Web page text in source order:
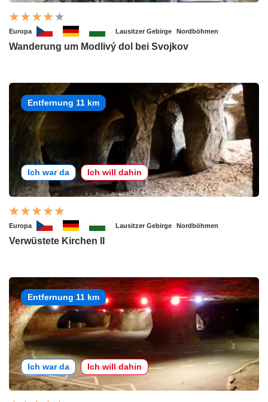
Europa Lausitzer Gebirge Nordböhmen
Wanderung um Modlivý dol bei Svojkov
Entfernung 11 km
Ich war da Ich will dahin
Europa Lausitzer Gebirge Nordböhmen
Verwüstete Kirchen II
Entfernung 11 km
Ich war da Ich will dahin